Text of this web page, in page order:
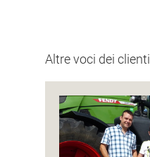
Altre voci dei clienti